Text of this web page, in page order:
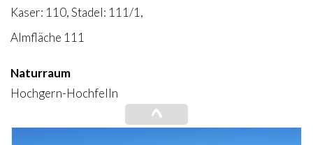
Kaser: 110, Stadel: 111/1,
Almfläche 111
Naturraum
Hochgern-Hochfelln